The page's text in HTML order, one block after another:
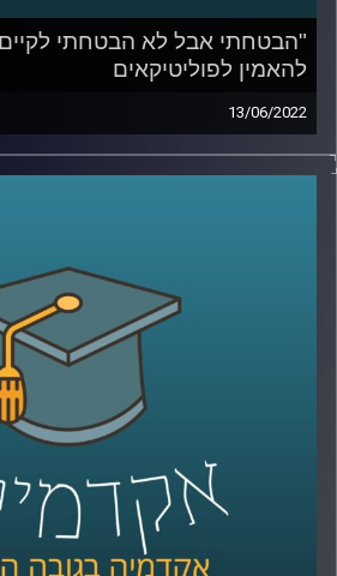
"הבטחתי אבל לא הבטחתי
להאמין לפוליטיקאים
13/06/2022
בישראל התרגלנו שהבטחות בחירות לא
מקויימות. בפרק הזה ד"ר מעוז רוזנטל,
לאומית על דברים שרואים מכאן ומה
לשיחה על משילות – שנה לממשלת בנט
קרדיט תמונות:AudioVersity